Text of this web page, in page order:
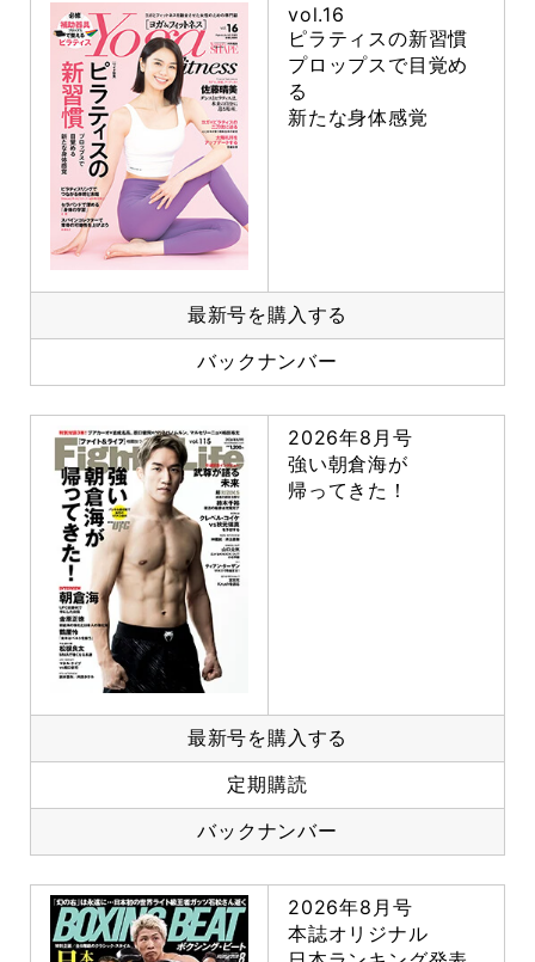
vol.16
ピラティスの新習慣
プロップスで目覚め
る
新たな身体感覚
最新号を購入する
バックナンバー
2026年8月号
強い朝倉海が
帰ってきた！
最新号を購入する
定期購読
バックナンバー
2026年8月号
本誌オリジナル